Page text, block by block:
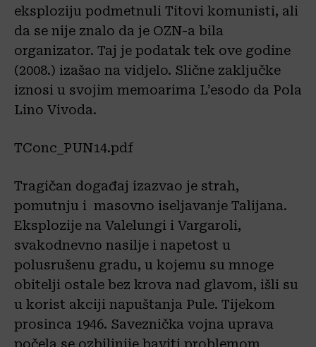
eksploziju podmetnuli Titovi komunisti, ali
da se nije znalo da je OZN-a bila
organizator. Taj je podatak tek ove godine
(2008.) izašao na vidjelo. Slične zaključke
iznosi u svojim memoarima L’esodo da Pola
Lino Vivoda.
TConc_PUN14.pdf
Tragičan događaj izazvao je strah,
pomutnju i masovno iseljavanje Talijana.
Eksplozije na Valelungi i Vargaroli,
svakodnevno nasilje i napetost u
polusrušenu gradu, u kojemu su mnoge
obitelji ostale bez krova nad glavom, išli su
u korist akciji napuštanja Pule. Tijekom
prosinca 1946. Saveznička vojna uprava
počela se ozbiljnije baviti problemom